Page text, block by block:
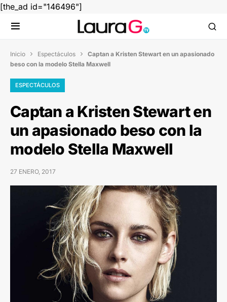
[the_ad id="146496"]
Inicio  Espectáculos  Captan a Kristen Stewart en un apasionado
beso con la modelo Stella Maxwell
ESPECTÁCULOS
Captan a Kristen Stewart en
un apasionado beso con la
modelo Stella Maxwell
27 ENERO, 2017